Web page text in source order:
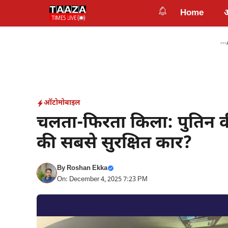
Home
---
ऑटोमोबाइल
चलता‑फिरता किला: पुतिन
की सबसे सुरक्षित कार?
ByRoshan Ekka
On: December 4, 2025 7:23 PM